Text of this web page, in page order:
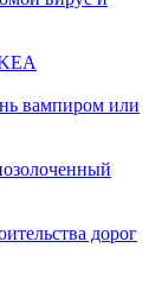
вампиром или
дорог